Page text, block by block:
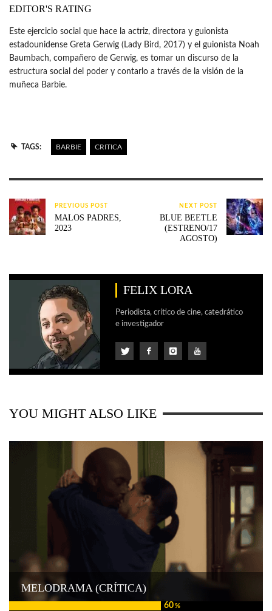
EDITOR'S RATING
Este ejercicio social que hace la actriz, directora y guionista
estadounidense Greta Gerwig (Lady Bird, 2017) y el guionista Noah
Baumbach, compañero de Gerwig, es tomar un discurso de la
estructura social del poder y contarlo a través de la visión de la
muñeca Barbie.
TAGS: BARBIE CRITICA
PREVIOUS POST
MALOS PADRES,
2023
NEXT POST
BLUE BEETLE
(ESTRENO/17
AGOSTO)
FELIX LORA
Periodista, crítico de cine, catedrático
e investigador
YOU MIGHT ALSO LIKE
60%
MELODRAMA (CRÍTICA)